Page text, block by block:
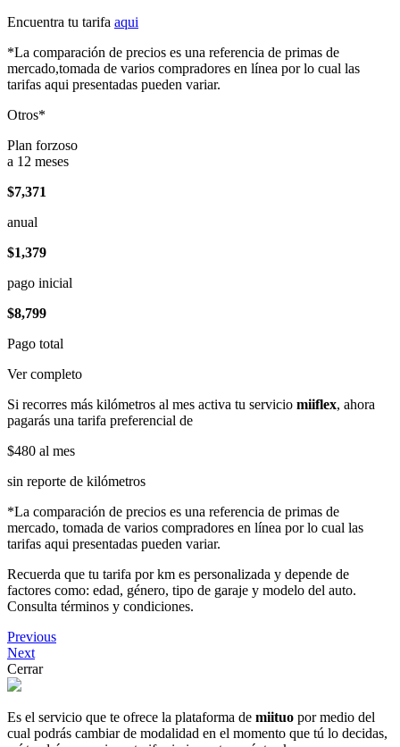
Encuentra tu tarifa aqui
*La comparación de precios es una referencia de primas de
mercado,tomada de varios compradores en línea por lo cual las
tarifas aqui presentadas pueden variar.
Otros*
Plan forzoso
a 12 meses
$7,371
anual
$1,379
pago inicial
$8,799
Pago total
Ver completo
Si recorres más kilómetros al mes activa tu servicio miiflex, ahora
pagarás una tarifa preferencial de
$480 al mes
sin reporte de kilómetros
*La comparación de precios es una referencia de primas de
mercado, tomada de varios compradores en línea por lo cual las
tarifas aqui presentadas pueden variar.
Recuerda que tu tarifa por km es personalizada y depende de
factores como: edad, género, tipo de garaje y modelo del auto.
Consulta términos y condiciones.
Previous
Next
Cerrar
Es el servicio que te ofrece la plataforma de miituo por medio del
cual podrás cambiar de modalidad en el momento que tú lo decidas,